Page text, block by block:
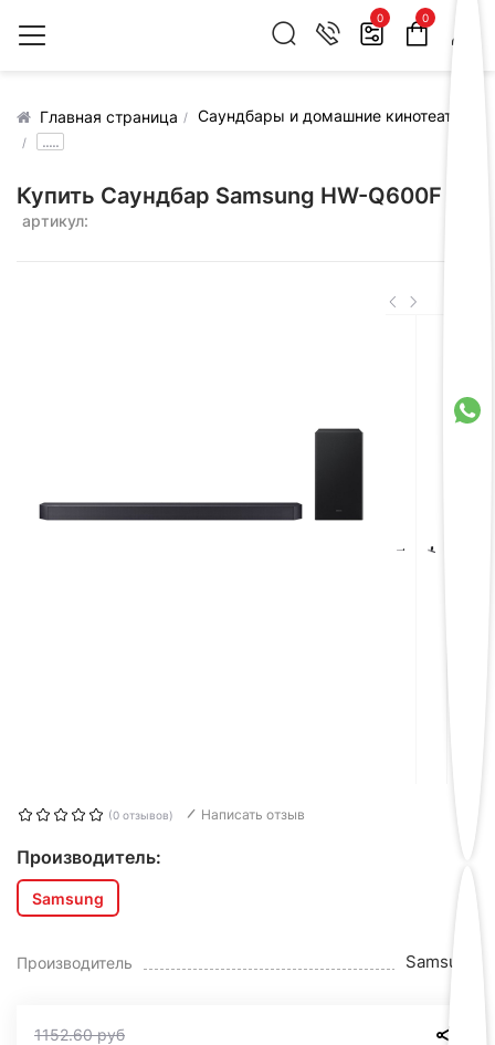
0 0
Главная страница
Саундбары и домашние кинотеатры
.....
Купить Саундбар Samsung HW-Q600F
артикул:
(0 отзывов) Написать отзыв
Производитель:
Samsung
Производитель Samsung
1152.60руб